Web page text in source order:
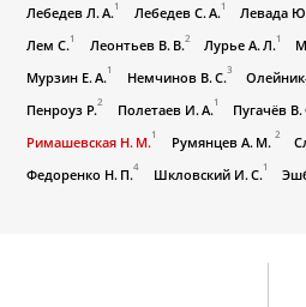
Лебедев Л. А. 1 Лебедев С. А. 1 Левада
Лем С. 1 Леонтьев В. В. 2 Лурье А. Л. 1
Мурзин Е. А. 1 Немчинов В. С.3
Пенроуз Р.2 Полетаев И. А. 1 Пугачёв В.
Римашевская Н. М. 1 Румянцев А. М. 2
Федоренко Н. П.4 Шкловский И. С. 1